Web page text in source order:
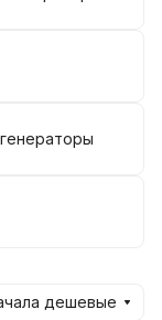
дешевые